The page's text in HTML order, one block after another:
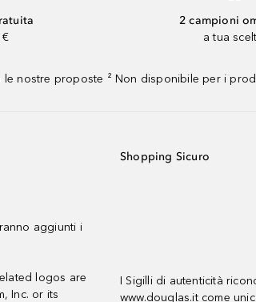
€
2 campioni
a tua
nostre proposte ² Non disponibile per i
aggiunti i
logos are
Inc. or its
Shopping Sicuro
I Sigilli di autenticità
www.douglas.it come